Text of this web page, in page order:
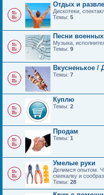
Отдых и
Дискотеки,
Темы: 5
Песни военных
Музыка,
Темы: 9
Вкусненькое /
Темы: 7
Куплю
Темы: 2
Продам
Темы: 1
Умелые руки
Делимся опытом.
смекалку и
Темы: 28